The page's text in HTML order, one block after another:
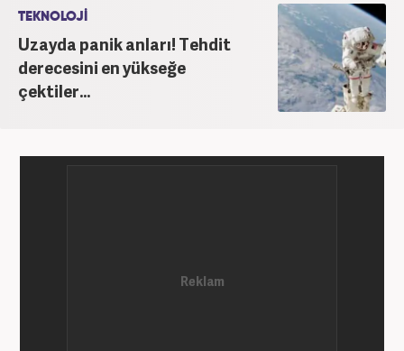
TEKNOLOJİ
Uzayda panik anları! Tehdit
derecesini en yükseğe
çektiler...